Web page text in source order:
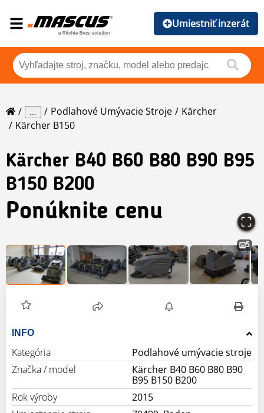
Umiestniť inzerát
... Podlahové Umývacie Stroje
Kärcher
Kärcher B150
Kärcher B40 B60 B80 B90 B95
B150 B200
Ponúknite cenu
5
INFO
Kategória
Podlahové umývacie stroje
Značka / model
Kärcher B40 B60 B80 B90
B95 B150 B200
Rok výroby
2015